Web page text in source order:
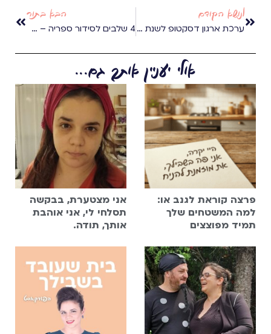
לנושא הקודם
ערכת ארגון דסקטופ לשנת 2024
הבא בתור
4 שלבים לסידור ספריה – תנסי את זה בבית
אולי יעניין אותך גם...
פרצה קוראת לגנב או:
למה המשטחים שלך
תמיד מפוצצים
אני מצטערת, בבקשה
תסלחי לי, אני אוהבת
אותך, תודה.